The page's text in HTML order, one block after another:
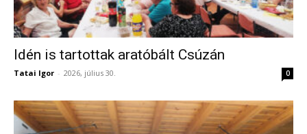
Idén is tartottak aratóbált Csúzán
Tatai Igor - 2026, július 30. 0